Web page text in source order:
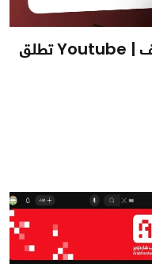
0
استرجاع قناة يوتيوب بعد الإيقاف | Youtube تطلق